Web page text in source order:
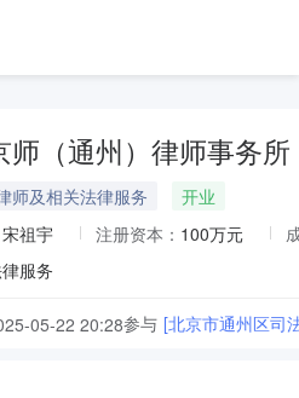
师（通州）律师事务所
师及相关法律服务
开业
宋祖宇 注册资本： 100万元
服务
05-22 20:28参与 [北京市通州区司